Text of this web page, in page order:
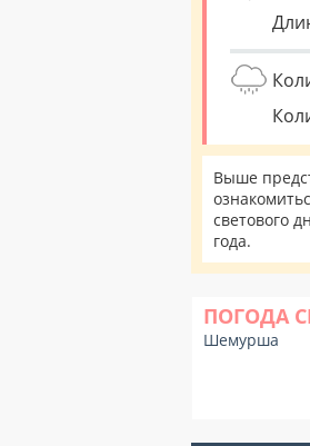
Выше
светового
года.
ПОГОДА
Шемурша